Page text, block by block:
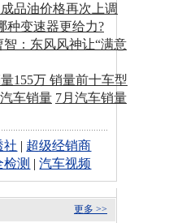
品油价格再次上调
种变速器更给力?
智：东风风神让“满意
155万 销量前十车型
车销量 7月汽车销量
社 | 超级经销商
检测 |汽车视频
更多 >>